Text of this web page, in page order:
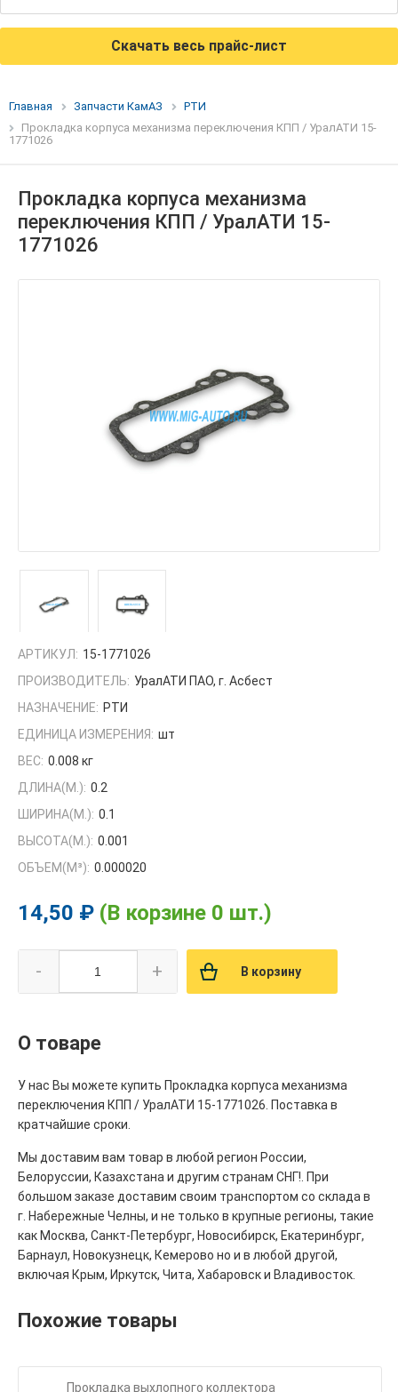
Скачать весь прайс-лист
Главная Запчасти КамАЗ
РТИ
Прокладка корпуса механизма переключения КПП / УралАТИ 15-
1771026
Прокладка корпуса механизма
переключения КПП / УралАТИ 15-
1771026
АРТИКУЛ: 15-1771026
ПРОИЗВОДИТЕЛЬ: УралАТИ ПАО, г. Асбест
НАЗНАЧЕНИЕ: РТИ
ЕДИНИЦА ИЗМЕРЕНИЯ: шт
ВЕС: 0.008 кг
ДЛИНА(М.): 0.2
ШИРИНА(М.): 0.1
ВЫСОТА(М.): 0.001
ОБЪЕМ(M³): 0.000020
14,50 ₽ (В корзине 0 шт.)
- + В корзину
О товаре
У нас Вы можете купить Прокладка корпуса механизма
переключения КПП / УралАТИ 15-1771026. Поставка в
кратчайшие сроки.
Мы доставим вам товар в любой регион России,
Белоруссии, Казахстана и другим странам СНГ!. При
большом заказе доставим своим транспортом со склада в
г. Набережные Челны, и не только в крупные регионы, такие
как Москва, Санкт-Петербург, Новосибирск, Екатеринбург,
Барнаул, Новокузнецк, Кемерово но и в любой другой,
включая Крым, Иркутск, Чита, Хабаровск и Владивосток.
Похожие товары
Прокладка выхлопного коллектора